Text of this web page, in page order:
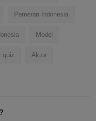
Pemeran Indonesia
Model
quiz Aktor